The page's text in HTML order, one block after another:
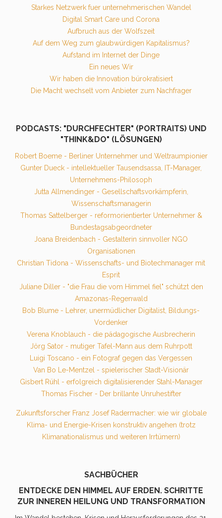
Starkes Netzwerk fuer unternehmerischen Wandel
Digital Smart Care und Corona
Aufbruch aus der Wolfszeit
Auf dem Weg zum glaubwürdigen Kapitalismus?
Aufstand im Internet der Dinge
Ein neues Wir
Wir haben die Innovation bürokratisiert
Die Macht wechselt vom Anbieter zum Nachfrager
PODCASTS: "DURCHFECHTER" (PORTRAITS) UND
"THINK&DO" (LÖSUNGEN)
Robert Boeme - Berliner Unternehmer und Weltraumpionier
Gunter Dueck - intellektueller Tausendsassa, IT-Manager,
Unternehmens-Philosoph
Jutta Allmendinger - Gesellschaftsvorkämpferin,
Wissenschaftsmanagerin
Thomas Sattelberger - reformorientierter Unternehmer &
Bundestagsabgeordneter
Joana Breidenbach - Gestalterin sinnvoller NGO
Organisationen
Christian Tidona - Wissenschafts- und Biotechmanager mit
Esprit
Juliane Diller - "die Frau die vom Himmel fiel" schützt den
Amazonas-Regenwald
Bob Blume - Lehrer, unermüdlicher Digitalist, Bildungs-
Vordenker
Verena Knoblauch - die pädagogische Ausbrecherin
Jörg Sator - mutiger Tafel-Mann aus dem Ruhrpott
Luigi Toscano - ein Fotograf gegen das Vergessen
Van Bo Le-Mentzel - spielerischer Stadt-Visionär
Gisbert Rühl - erfolgreich digitalisierender Stahl-Manager
Thomas Fischer - Der brillante Unruhestifter
Zukunftsforscher Franz Josef Radermacher: wie wir globale
Klima- und Energie-Krisen konstruktiv angehen (trotz
Klimanationalismus und weiteren Irrtümern)
SACHBÜCHER
ENTDECKE DEN HIMMEL AUF ERDEN. SCHRITTE
ZUR INNEREN HEILUNG UND TRANSFORMATION